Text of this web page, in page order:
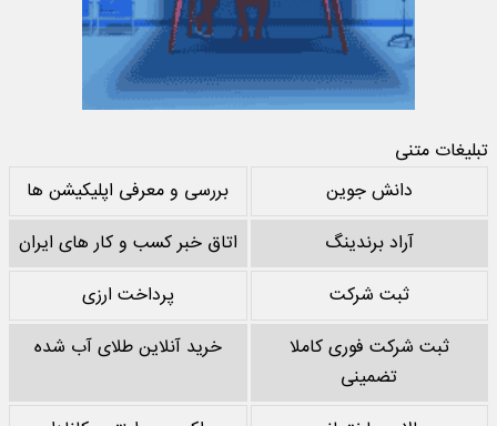
تبلیغات متنی
دانش جوین
بررسی و معرفی اپلیکیشن ها
آراد برندینگ
اتاق خبر کسب و کار های ایران
ثبت شرکت
پرداخت ارزی
ثبت شرکت فوری کاملا
تضمینی
خرید آنلاین طلای آب شده